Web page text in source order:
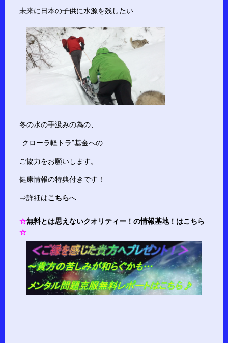
未来に日本の子供に水源を残したい…
冬の水の手汲みの為の、
”クローラ軽トラ”基金への
ご協力をお願いします。
健康情報の特典付きです！
⇒詳細はこちらへ
☆無料とは思えないクオリティー！の情報基地！はこちら
☆